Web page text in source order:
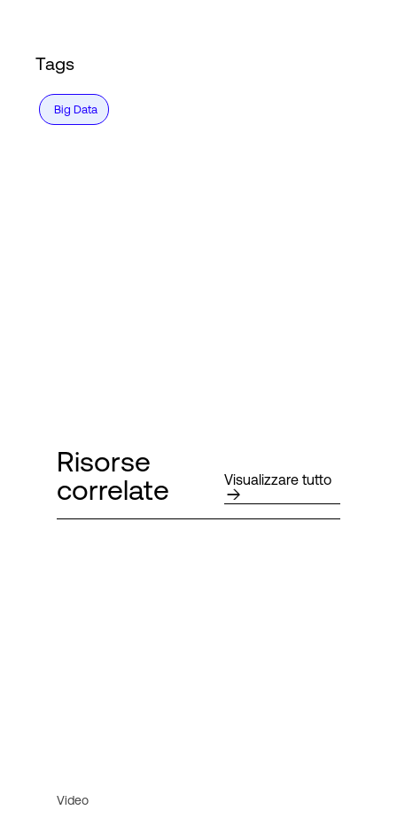
Tags
Big Data
Risorse
correlate
Visualizzare tutto
Video